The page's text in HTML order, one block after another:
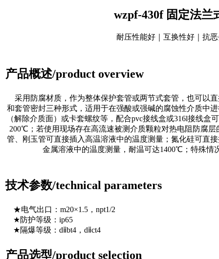
wzpf-430f 固定法兰
耐压性能好｜互换性好｜抗
产品概述/product overview
采用防腐材质，作为整体保护套管或两节式套管，也可以
和套管密封三种形式，适用于在强酸或强碱的腐蚀性介质中
（解除介质面）或卡套螺纹等，配合pvc接线盒或316l接线
200℃；若使用现场存在高流速被测介质颗粒对热电阻防腐
管、刚玉管可直接插入高温溶液中的温度测量；氮化硅可直
金属溶液中的温度测量，耐温可达1400℃；特殊情
技术参数/technical parameters
★电气出口：m20×1.5，npt1/2
★防护等级：ip65
★隔爆等级：dⅱbt4，dⅱct4
产品选型/product selection